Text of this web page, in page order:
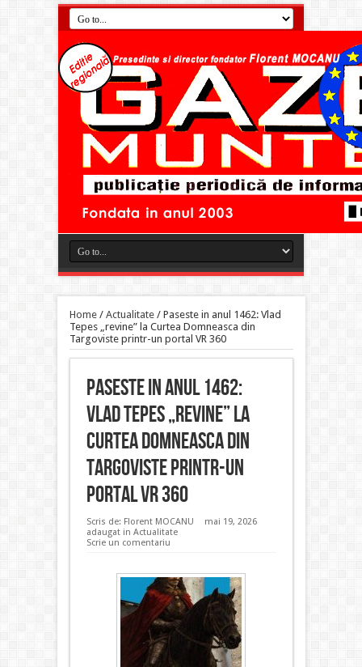
Home/ Actualitate/ Paseste in anul 1462: Vlad
Tepes „revine” la Curtea Domneasca din
Targoviste printr-un portal VR 360
Paseste in anul 1462:
Vlad Tepes „revine” la
Curtea Domneasca din
Targoviste printr-un
portal VR 360
Scris de: Florent MOCANU
mai 19, 2026
adaugat in Actualitate
Scrie un comentariu